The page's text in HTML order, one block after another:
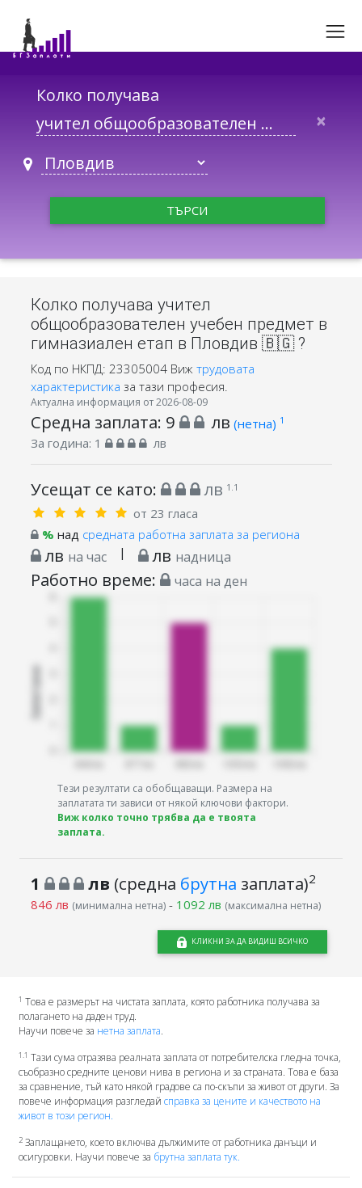
Колко получава
×
ТЪРСИ
Колко получава учител
общообразователен учебен предмет в
гимназиален етап в Пловдив 🇧🇬 ?
Код по НКПД: 23305004Виж трудовата
характеристика за тази професия.
Актуална информация от 2026-08-09
Средна заплата: 9 лв (нетна) 1
За година: 1 лв
Усещат се като: лв 1.1
от 23 гласа
% над средната работна заплата за региона
лв на час | лв надница
Работно време: часа на ден
Тези резултати са обобщаващи. Размера на
заплатата ти зависи от някой ключови фактори.
Виж колко точно трябва да е твоята
заплата.
1 лв (средна брутна заплата)2
846 лв (минимална нетна)- 1092 лв (максимална нетна)
КЛИКНИ ЗА ДА ВИДИШ ВСИЧКО
1 Това е размерът на чистата заплата, която работника получава за
полагането на даден труд.
Научи повече за нетна заплата.
1.1 Тази сума отразява реалната заплата от потребителска гледна точка,
съобразно средните ценови нива в региона и за страната. Това е база
за сравнение, тъй като някой градове са по-скъпи за живот от други. За
повече информация разгледай справка за цените и качеството на
живот в този регион.
2Заплащането, което включва дължимите от работника данъци и
осигуровки. Научи повече за брутна заплата тук.